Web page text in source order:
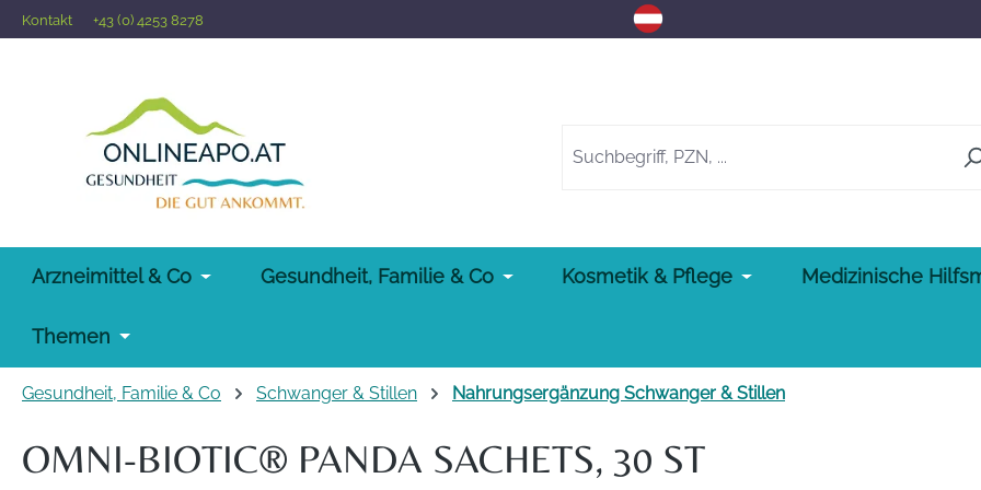
Hauptinhalt springen
Zur Suche springen
Zur Hauptnavigation springen
Kontakt +43 (0) 4253 8278
Arzneimittel & Co Gesundheit, Familie & Co Kosmetik & Pflege Medizinische
Themen
Gesundheit, Familie & Co Schwanger & Stillen Nahrungsergänzung Schwanger & Stillen
OMNI-BIOTIC® PANDA SACHETS, 30 ST